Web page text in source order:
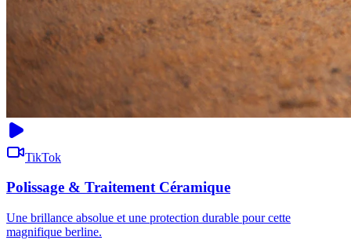
TikTok
Polissage & Traitement Céramique
Une brillance absolue et une protection durable pour cette
magnifique berline.